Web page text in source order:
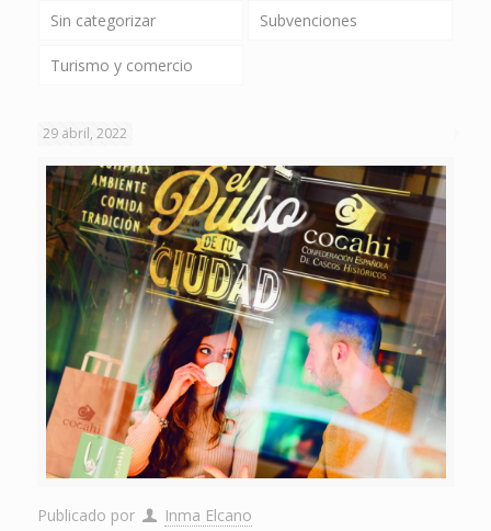
Sin categorizar Subvenciones
Turismo y comercio
29 abril, 2022
Publicado por Inma Elcano